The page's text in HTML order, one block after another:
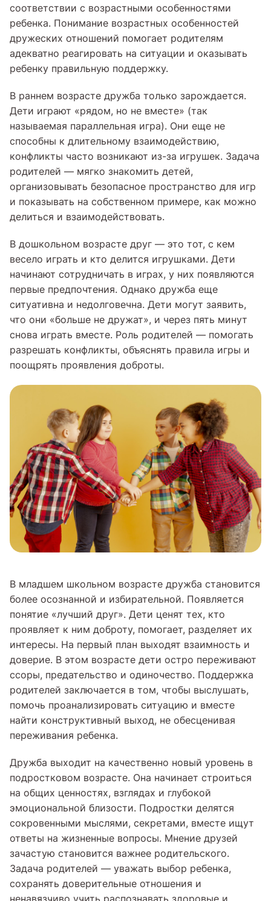
соответствии с возрастными особенностями
ребенка. Понимание возрастных особенностей
дружеских отношений помогает родителям
адекватно реагировать на ситуации и оказывать
ребенку правильную поддержку.
В раннем возрасте дружба только зарождается.
Дети играют «рядом, но не вместе» (так
называемая параллельная игра). Они еще не
способны к длительному взаимодействию,
конфликты часто возникают из-за игрушек. Задача
родителей — мягко знакомить детей,
организовывать безопасное пространство для игр
и показывать на собственном примере, как можно
делиться и взаимодействовать.
В дошкольном возрасте друг — это тот, с кем
весело играть и кто делится игрушками. Дети
начинают сотрудничать в играх, у них появляются
первые предпочтения. Однако дружба еще
ситуативна и недолговечна. Дети могут заявить,
что они «больше не дружат», и через пять минут
снова играть вместе. Роль родителей — помогать
разрешать конфликты, объяснять правила игры и
поощрять проявления доброты.
В младшем школьном возрасте дружба становится
более осознанной и избирательной. Появляется
понятие «лучший друг». Дети ценят тех, кто
проявляет к ним доброту, помогает, разделяет их
интересы. На первый план выходят взаимность и
доверие. В этом возрасте дети остро переживают
ссоры, предательство и одиночество. Поддержка
родителей заключается в том, чтобы выслушать,
помочь проанализировать ситуацию и вместе
найти конструктивный выход, не обесценивая
переживания ребенка.
Дружба выходит на качественно новый уровень в
подростковом возрасте. Она начинает строиться
на общих ценностях, взглядах и глубокой
эмоциональной близости. Подростки делятся
сокровенными мыслями, секретами, вместе ищут
ответы на жизненные вопросы. Мнение друзей
зачастую становится важнее родительского.
Задача родителей — уважать выбор ребенка,
сохранять доверительные отношения и